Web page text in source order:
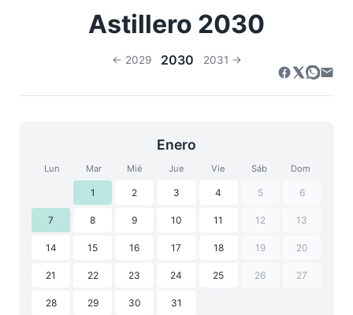
Astillero 2030
← 2029 2030 2031 →
Enero
Lun Mar Mié Jue Vie Sáb Dom
1 2 3 4 5 6
7 8 9 10 11 12 13
14 15 16 17 18 19 20
21 22 23 24 25 26 27
28 29 30 31